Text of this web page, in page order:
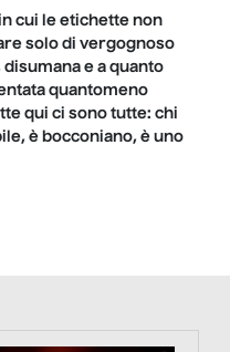
cui le etichette non
solo di vergognoso
e a quanto
quantomeno
qui ci sono tutte: chi
è bocconiano, è uno